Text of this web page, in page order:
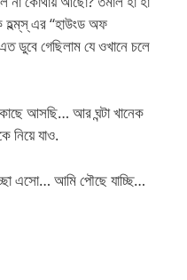
এর “হাউংড অফ
ডুবে গেছিলাম যে ওখানে চলে
আসছি… আর ঘন্টা খানেক
নিয়ে যাও.
এসো… আমি পৌছে যাচ্ছি…